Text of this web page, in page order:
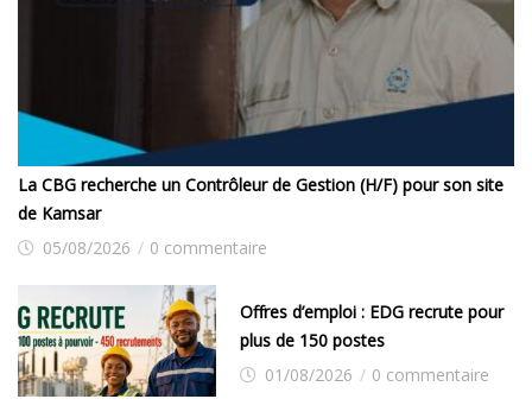
La CBG recherche un Contrôleur de Gestion (H/F) pour son site
de Kamsar
05/08/2026 / 0 commentaire
Offres d’emploi : EDG recrute pour
plus de 150 postes
01/08/2026 / 0 commentaire